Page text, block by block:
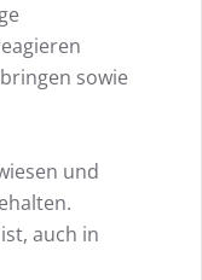
sowie
und
auch in